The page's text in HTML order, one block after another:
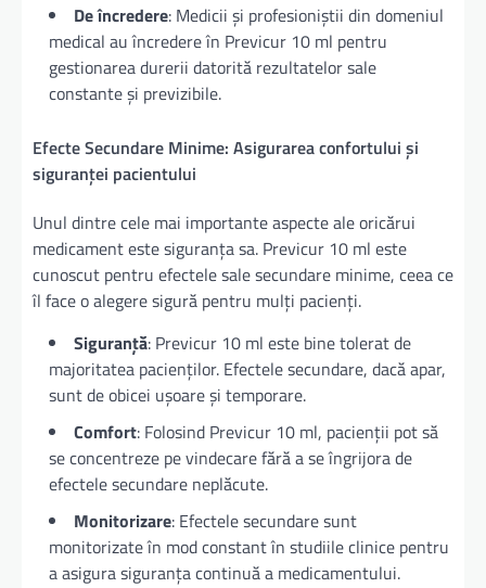
De încredere: Medicii și profesioniștii din domeniul
medical au încredere în Previcur 10 ml pentru
gestionarea durerii datorită rezultatelor sale
constante și previzibile.
Efecte Secundare Minime: Asigurarea confortului și
siguranței pacientului
Unul dintre cele mai importante aspecte ale oricărui
medicament este siguranța sa. Previcur 10 ml este
cunoscut pentru efectele sale secundare minime, ceea ce
îl face o alegere sigură pentru mulți pacienți.
Siguranță: Previcur 10 ml este bine tolerat de
majoritatea pacienților. Efectele secundare, dacă apar,
sunt de obicei ușoare și temporare.
Comfort: Folosind Previcur 10 ml, pacienții pot să
se concentreze pe vindecare fără a se îngrijora de
efectele secundare neplăcute.
Monitorizare: Efectele secundare sunt
monitorizate în mod constant în studiile clinice pentru
a asigura siguranța continuă a medicamentului.